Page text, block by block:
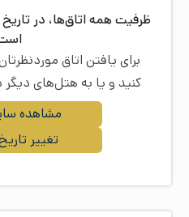
ظرفیت همه اتاق‌ها، در
برای یافتن اتاق
کنید و یا به هتل‌های دیگر
تغییر
مشاهده